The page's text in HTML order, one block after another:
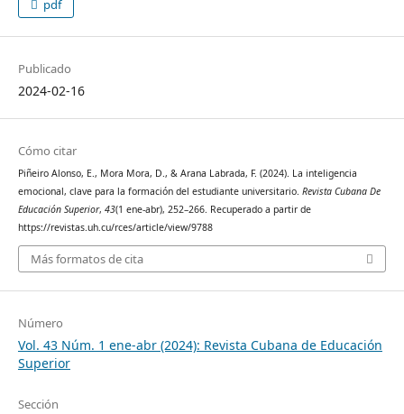
pdf
Publicado
2024-02-16
Cómo citar
Piñeiro Alonso, E., Mora Mora, D., & Arana Labrada, F. (2024). La inteligencia
emocional, clave para la formación del estudiante universitario. Revista Cubana De
Educación Superior, 43(1 ene-abr), 252–266. Recuperado a partir de
https://revistas.uh.cu/rces/article/view/9788
Más formatos de cita
Número
Vol. 43 Núm. 1 ene-abr (2024): Revista Cubana de Educación
Superior
Sección